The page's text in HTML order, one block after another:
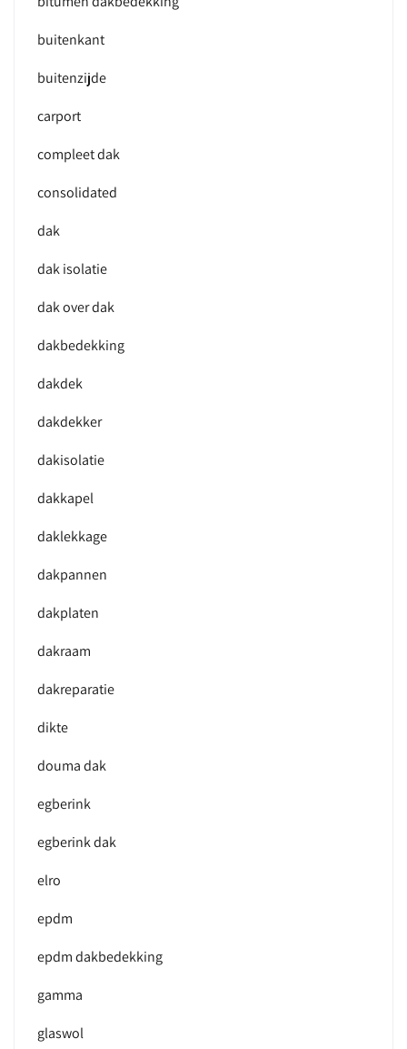
buitenkant
buitenzijde
carport
compleet dak
consolidated
dak
dak isolatie
dak over dak
dakbedekking
dakdek
dakdekker
dakisolatie
dakkapel
daklekkage
dakpannen
dakplaten
dakraam
dakreparatie
dikte
douma dak
egberink
egberink dak
elro
epdm
epdm dakbedekking
gamma
glaswol